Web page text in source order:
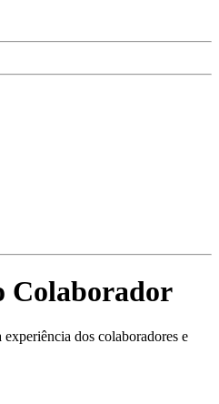
Colaborador
dos colaboradores e